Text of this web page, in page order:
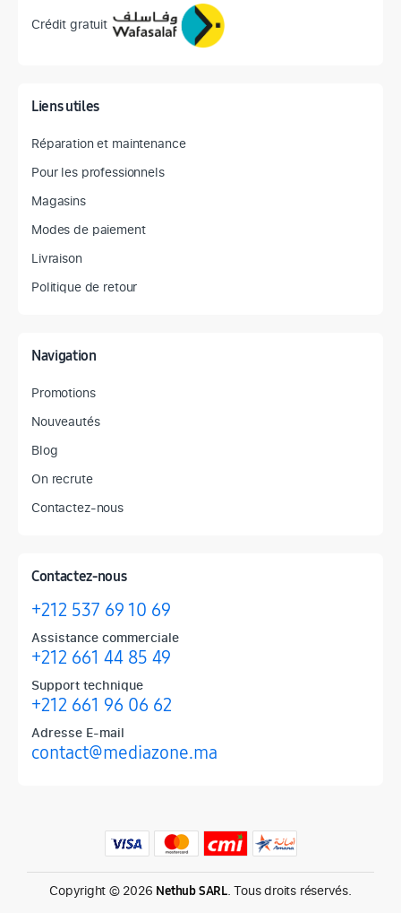
Crédit gratuit
Liens utiles
Réparation et maintenance
Pour les professionnels
Magasins
Modes de paiement
Livraison
Politique de retour
Navigation
Promotions
Nouveautés
Blog
On recrute
Contactez-nous
Contactez-nous
+212 537 69 10 69
Assistance commerciale
+212 661 44 85 49
Support technique
+212 661 96 06 62
Adresse E-mail
contact@mediazone.ma
Produits phares chez Mediazone
Retrouvez chez Mediazone les références incontournables :
Copyright © 2026 Nethub SARL. Tous droits réservés.